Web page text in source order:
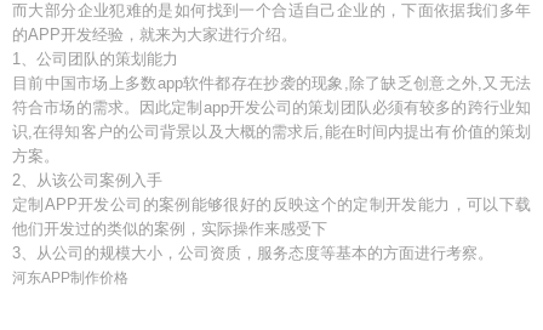
而大部分企业犯难的是如何找到一个合适自己企业的，下面依据我们多年
的APP开发经验，就来为大家进行介绍。
1、公司团队的策划能力
目前中国市场上多数app软件都存在抄袭的现象,除了缺乏创意之外,又无法
符合市场的需求。因此定制app开发公司的策划团队必须有较多的跨行业知
识,在得知客户的公司背景以及大概的需求后,能在时间内提出有价值的策划
方案。
2、从该公司案例入手
定制APP开发公司的案例能够很好的反映这个的定制开发能力，可以下载
他们开发过的类似的案例，实际操作来感受下
3、从公司的规模大小，公司资质，服务态度等基本的方面进行考察。
河东APP制作价格